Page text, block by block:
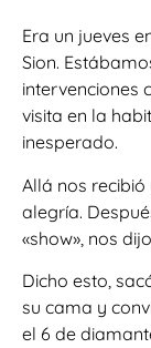
Era un jueves
Sion.
intervenciones
visita en la
inesperado.
Allá nos
alegría.
«show», nos
Dicho esto,
su cama y
el 6 de